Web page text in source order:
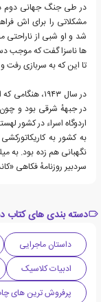
در طی جنگ جهانی دوم
مشکلاتی را برای اش
شد و او شبی از
ها ناسزا گفت که موجب
تا این که به سربازی رفت
در سال ۱۹۴۳،
در جبههٔ شرقی بود و چون
اردوگاه اسراء در کشور
به کشور به
نگهبانی هم زده بود. به
سردبیر روزنامهٔ فکاهی
دسته بندی های کتاب
داستان ماجرایی
ادبیات کلاسیک
پرفروش ترین های چاپ